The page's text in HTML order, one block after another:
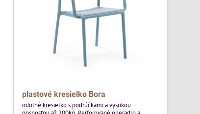
plastové kresielko Bora
odolné kresielko s podrúčkami a vysokou